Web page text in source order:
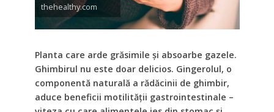
thehealthy.com
Planta care arde grăsimile și absoarbe gazele.
Ghimbirul nu este doar delicios. Gingerolul, o
componentă naturală a rădăcinii de ghimbir,
aduce beneficii motilității gastrointestinale –